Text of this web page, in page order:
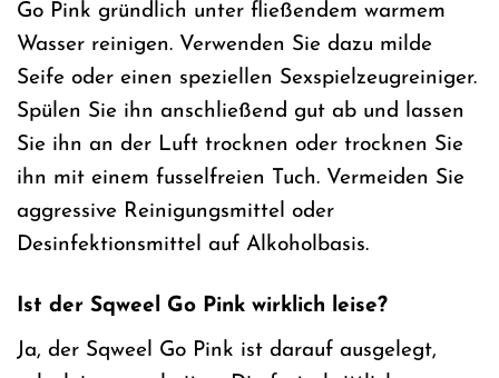
Go Pink gründlich unter fließendem warmem
Wasser reinigen. Verwenden Sie dazu milde
Seife oder einen speziellen Sexspielzeugreiniger.
Spülen Sie ihn anschließend gut ab und lassen
Sie ihn an der Luft trocknen oder trocknen Sie
ihn mit einem fusselfreien Tuch. Vermeiden Sie
aggressive Reinigungsmittel oder
Desinfektionsmittel auf Alkoholbasis.
Ist der Sqweel Go Pink wirklich leise?
Ja, der Sqweel Go Pink ist darauf ausgelegt,